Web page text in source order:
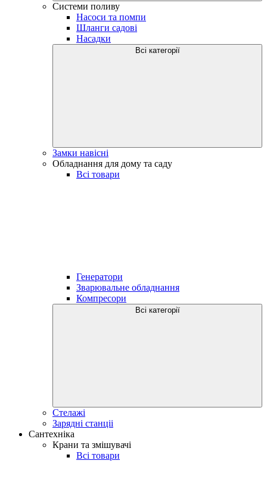
Системи поливу
Насоси та помпи
Шланги садові
Насадки
Всі категорії
Замки навісні
Обладнання для дому та саду
Всі товари
Генератори
Зварювальне обладнання
Компресори
Всі категорії
Стелажі
Зарядні станціі
Сантехніка
Крани та змішувачі
Всі товари